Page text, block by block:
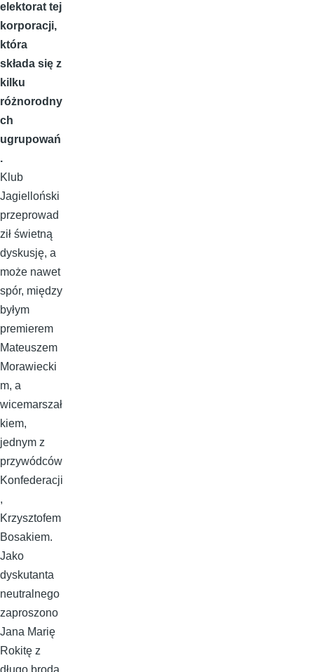
elektorat tej
korporacji,
która
składa się z
kilku
różnorodny
ch
ugrupowań
.
Klub
Jagielloński
przeprowad
ził świetną
dyskusję, a
może nawet
spór, między
byłym
premierem
Mateuszem
Morawiecki
m, a
wicemarszał
kiem,
jednym z
przywódców
Konfederacji
,
Krzysztofem
Bosakiem.
Jako
dyskutanta
neutralnego
zaproszono
Jana Marię
Rokitę z